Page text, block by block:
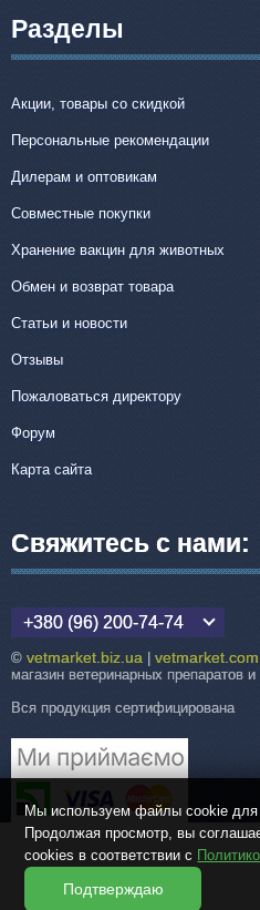
Разделы
Акции, товары со скидкой
Персональные рекомендации
Дилерам и оптовикам
Совместные покупки
Хранение вакцин для животных
Обмен и возврат товара
Статьи и новости
Отзывы
Пожаловаться директору
Форум
Карта сайта
Свяжитесь с нами:
+380 (96) 200-74-74
© vetmarket.biz.ua
магазин ветеринарных препаратов
Вся продукция сертифицирована
Мы используем файлы cookie для
Продолжая просмотр, вы
cookies в соответствии с
Подтверждаю